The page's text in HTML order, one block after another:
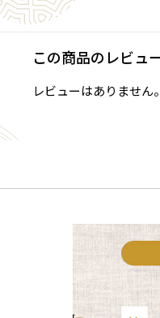
この商品のレビュ
レビューはありません。